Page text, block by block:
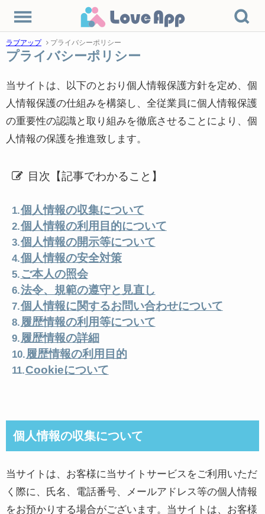
ラブアップ プライバシーポリシー
プライバシーポリシー
当サイトは、以下のとおり個人情報保護方針を定め、個
人情報保護の仕組みを構築し、全従業員に個人情報保護
の重要性の認識と取り組みを徹底させることにより、個
人情報の保護を推進致します。
目次【記事でわかること】
個人情報の収集について
個人情報の利用目的について
個人情報の開示等について
個人情報の安全対策
ご本人の照会
法令、規範の遵守と見直し
個人情報に関するお問い合わせについて
履歴情報の利用等について
履歴情報の詳細
履歴情報の利用目的
Cookieについて
個人情報の収集について
当サイトは、お客様に当サイトサービスをご利用いただ
く際に、氏名、電話番号、メールアドレス等の個人情報
をお預かりする場合がございます。当サイトは、お客様